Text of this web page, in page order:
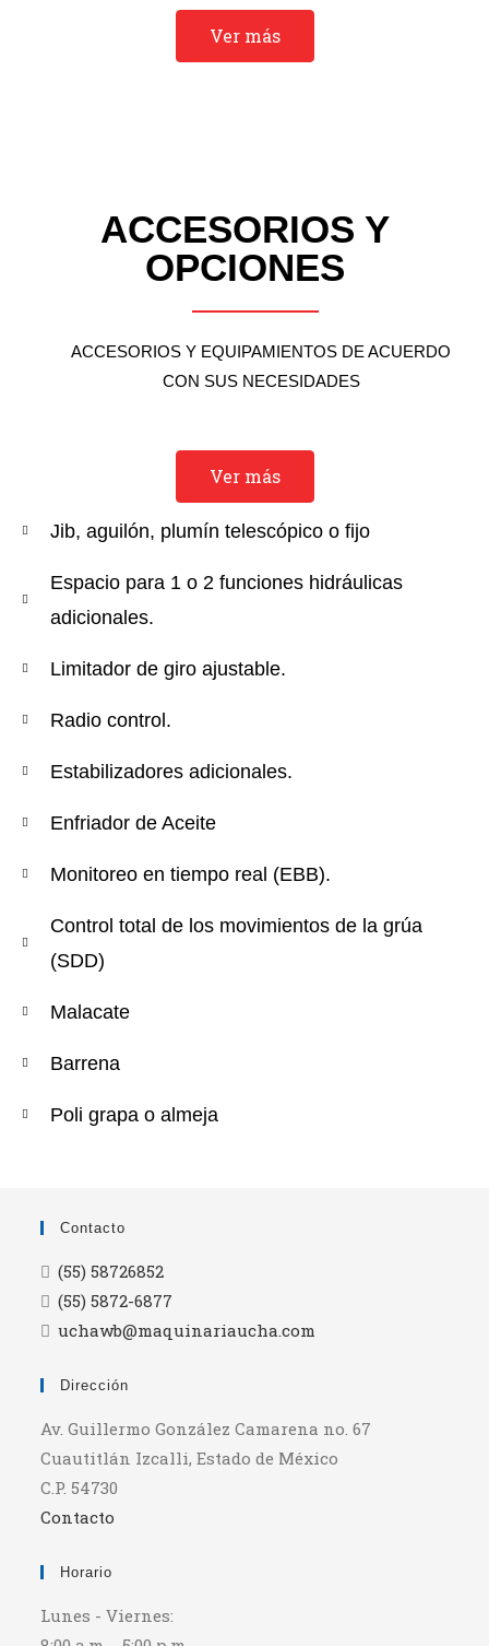
Ver más
ACCESORIOS Y
OPCIONES
ACCESORIOS Y EQUIPAMIENTOS DE ACUERDO
CON SUS NECESIDADES
Ver más
Jib, aguilón, plumín telescópico o fijo
Espacio para 1 o 2 funciones hidráulicas
adicionales.
Limitador de giro ajustable.
Radio control.
Estabilizadores adicionales.
Enfriador de Aceite
Monitoreo en tiempo real (EBB).
Control total de los movimientos de la grúa
(SDD)
Malacate
Barrena
Poli grapa o almeja
Contacto
(55) 58726852
(55) 5872-6877
uchawb@maquinariaucha.com
Dirección
Av. Guillermo González Camarena no. 67
Cuautitlán Izcalli, Estado de México
C.P. 54730
Contacto
Horario
Lunes - Viernes: